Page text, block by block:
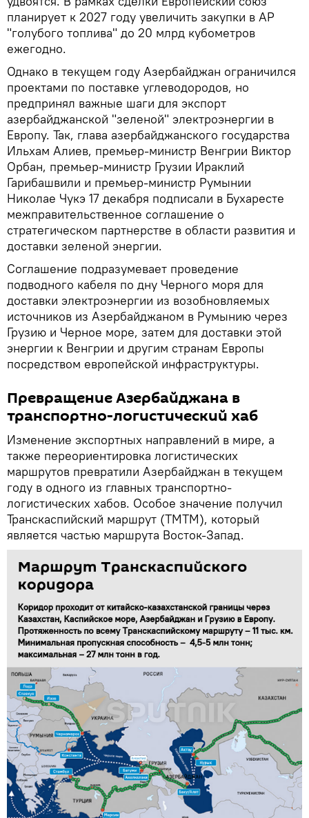
планирует к 2027 году увеличить закупки в АР
"голубого топлива" до 20 млрд кубометров
ежегодно.
Однако в текущем году Азербайджан ограничился
проектами по поставке углеводородов, но
предпринял важные шаги для экспорт
азербайджанской "зеленой" электроэнергии в
Европу. Так, глава азербайджанского государства
Ильхам Алиев, премьер-министр Венгрии Виктор
Орбан, премьер-министр Грузии Ираклий
Гарибашвили и премьер-министр Румынии
Николае Чукэ 17 декабря подписали в Бухаресте
межправительственное соглашение о
стратегическом партнерстве в области развития и
доставки зеленой энергии.
Соглашение подразумевает проведение
подводного кабеля по дну Черного моря для
доставки электроэнергии из возобновляемых
источников из Азербайджаном в Румынию через
Грузию и Черное море, затем для доставки этой
энергии к Венгрии и другим странам Европы
посредством европейской инфраструктуры.
Превращение Азербайджана в
транспортно-логистический хаб
Изменение экспортных направлений в мире, а
также переориентировка логистических
маршрутов превратили Азербайджан в текущем
году в одного из главных транспортно-
логистических хабов. Особое значение получил
Транскаспийский маршрут (ТМТМ), который
является частью маршрута Восток-Запад.